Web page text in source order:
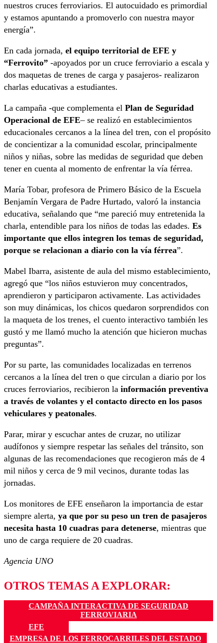
nuestros cruces ferroviarios. El autocuidado es primordial
y estamos apuntando a promoverlo con nuestra mayor
energía”.
En cada jornada, el equipo territorial de EFE y
“Ferrovito” -apoyados por un cruce ferroviario a escala y
dos maquetas de trenes de carga y pasajeros- realizaron
charlas educativas a estudiantes.
La campaña -que complementa el Plan de Seguridad
Operacional de EFE– se realizó en establecimientos
educacionales cercanos a la línea del tren, con el propósito
de concientizar a la comunidad escolar, principalmente
niños y niñas, sobre las medidas de seguridad que deben
tener en cuenta al momento de enfrentar la vía férrea.
María Tobar, profesora de Primero Básico de la Escuela
Benjamín Vergara de Padre Hurtado, valoró la instancia
educativa, señalando que “me pareció muy entretenida la
charla, entendible para los niños de todas las edades. Es
importante que ellos integren los temas de seguridad,
porque se relacionan a diario con la vía férrea”.
Mabel Ibarra, asistente de aula del mismo establecimiento,
agregó que “los niños estuvieron muy concentrados,
aprendieron y participaron activamente. Las actividades
son muy dinámicas, los chicos quedaron sorprendidos con
la maqueta de los trenes, el cuento interactivo también les
gustó y me llamó mucho la atención que hicieron muchas
preguntas”.
Por su parte, las comunidades localizadas en terrenos
cercanos a la línea del tren o que circulan a diario por los
cruces ferroviarios, recibieron la información preventiva
a través de volantes y el contacto directo en los pasos
vehiculares y peatonales.
Parar, mirar y escuchar antes de cruzar, no utilizar
audífonos y siempre respetar las señales del tránsito, son
algunas de las recomendaciones que recogieron más de 4
mil niños y cerca de 9 mil vecinos, durante todas las
jornadas.
Los monitores de EFE enseñaron la importancia de estar
siempre alerta, ya que por su peso un tren de pasajeros
necesita hasta 10 cuadras para detenerse, mientras que
uno de carga requiere de 20 cuadras.
Agencia UNO
OTROS TEMAS A EXPLORAR:
CAMPAÑA INTERACTIVA DE SEGURIDAD
FERROVIARIA
EFE
EMPRESA DE LOS FERROCARRILES DEL ESTADO